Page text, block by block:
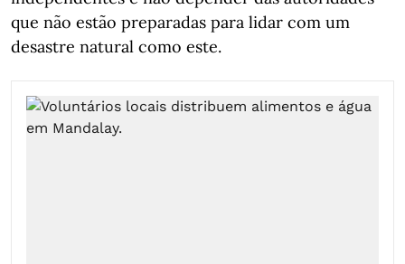
que não estão preparadas para lidar com um
desastre natural como este.